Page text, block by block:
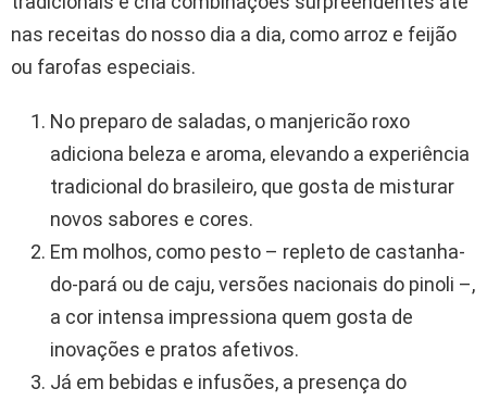
nas receitas do nosso dia a dia, como arroz e feijão
ou farofas especiais.
No preparo de saladas, o manjericão roxo
adiciona beleza e aroma, elevando a experiência
tradicional do brasileiro, que gosta de misturar
novos sabores e cores.
Em molhos, como pesto – repleto de castanha-
do-pará ou de caju, versões nacionais do pinoli –,
a cor intensa impressiona quem gosta de
inovações e pratos afetivos.
Já em bebidas e infusões, a presença do